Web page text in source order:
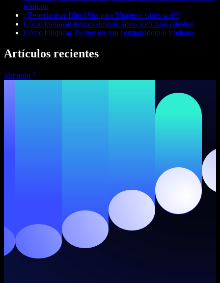
teléfono
¿Debería usar BlockSite para bloquear sitios web?
Cómo bloquear temporalmente sitios web para estudiar
Cómo bloquear Twitter en una computadora o teléfono
Artículos recientes
Ver todo